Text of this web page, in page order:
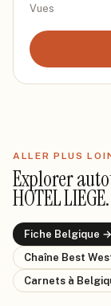
Vues
ALLER PLUS
Explorer
HOTEL LIEGE.
Fiche Belgique →
Chaîne Best
Carnets à